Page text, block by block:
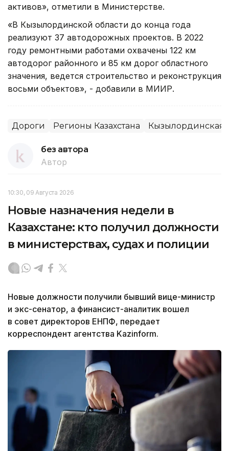
активов», отметили в Министерстве.
«В Кызылординской области до конца года
реализуют 37 автодорожных проектов. В 2022
году ремонтными работами охвачены 122 км
автодорог районного и 85 км дорог областного
значения, ведется строительство и реконструкция
восьми объектов», - добавили в МИИР.
Дороги Регионы Казахстана Кызылординская
без автора
Автор
10:30, 09 Августа 2026
Новые назначения недели в
Казахстане: кто получил должности
в министерствах, судах и полиции
Новые должности получили бывший вице-министр
и экс-сенатор, а финансист-аналитик вошел
в совет директоров ЕНПФ, передает
корреспондент агентства Kazinform.